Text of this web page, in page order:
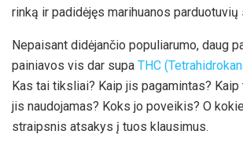
rinką ir padidėjęs marihuanos parduotuvių
Nepaisant didėjančio populiarumo, daug
painiavos vis dar supa THC
Kas tai tiksliai? Kaip jis pagamintas? Kaip
jis naudojamas? Koks jo poveikis? O
straipsnis atsakys į tuos klausimus.